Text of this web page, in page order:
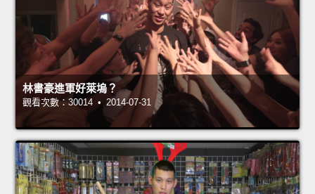
林書豪進軍好萊塢？
觀看次數：30014 • 2014-07-31